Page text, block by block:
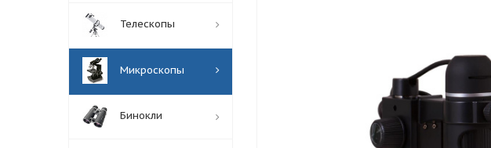
Телескопы
Микроскопы
Бинокли